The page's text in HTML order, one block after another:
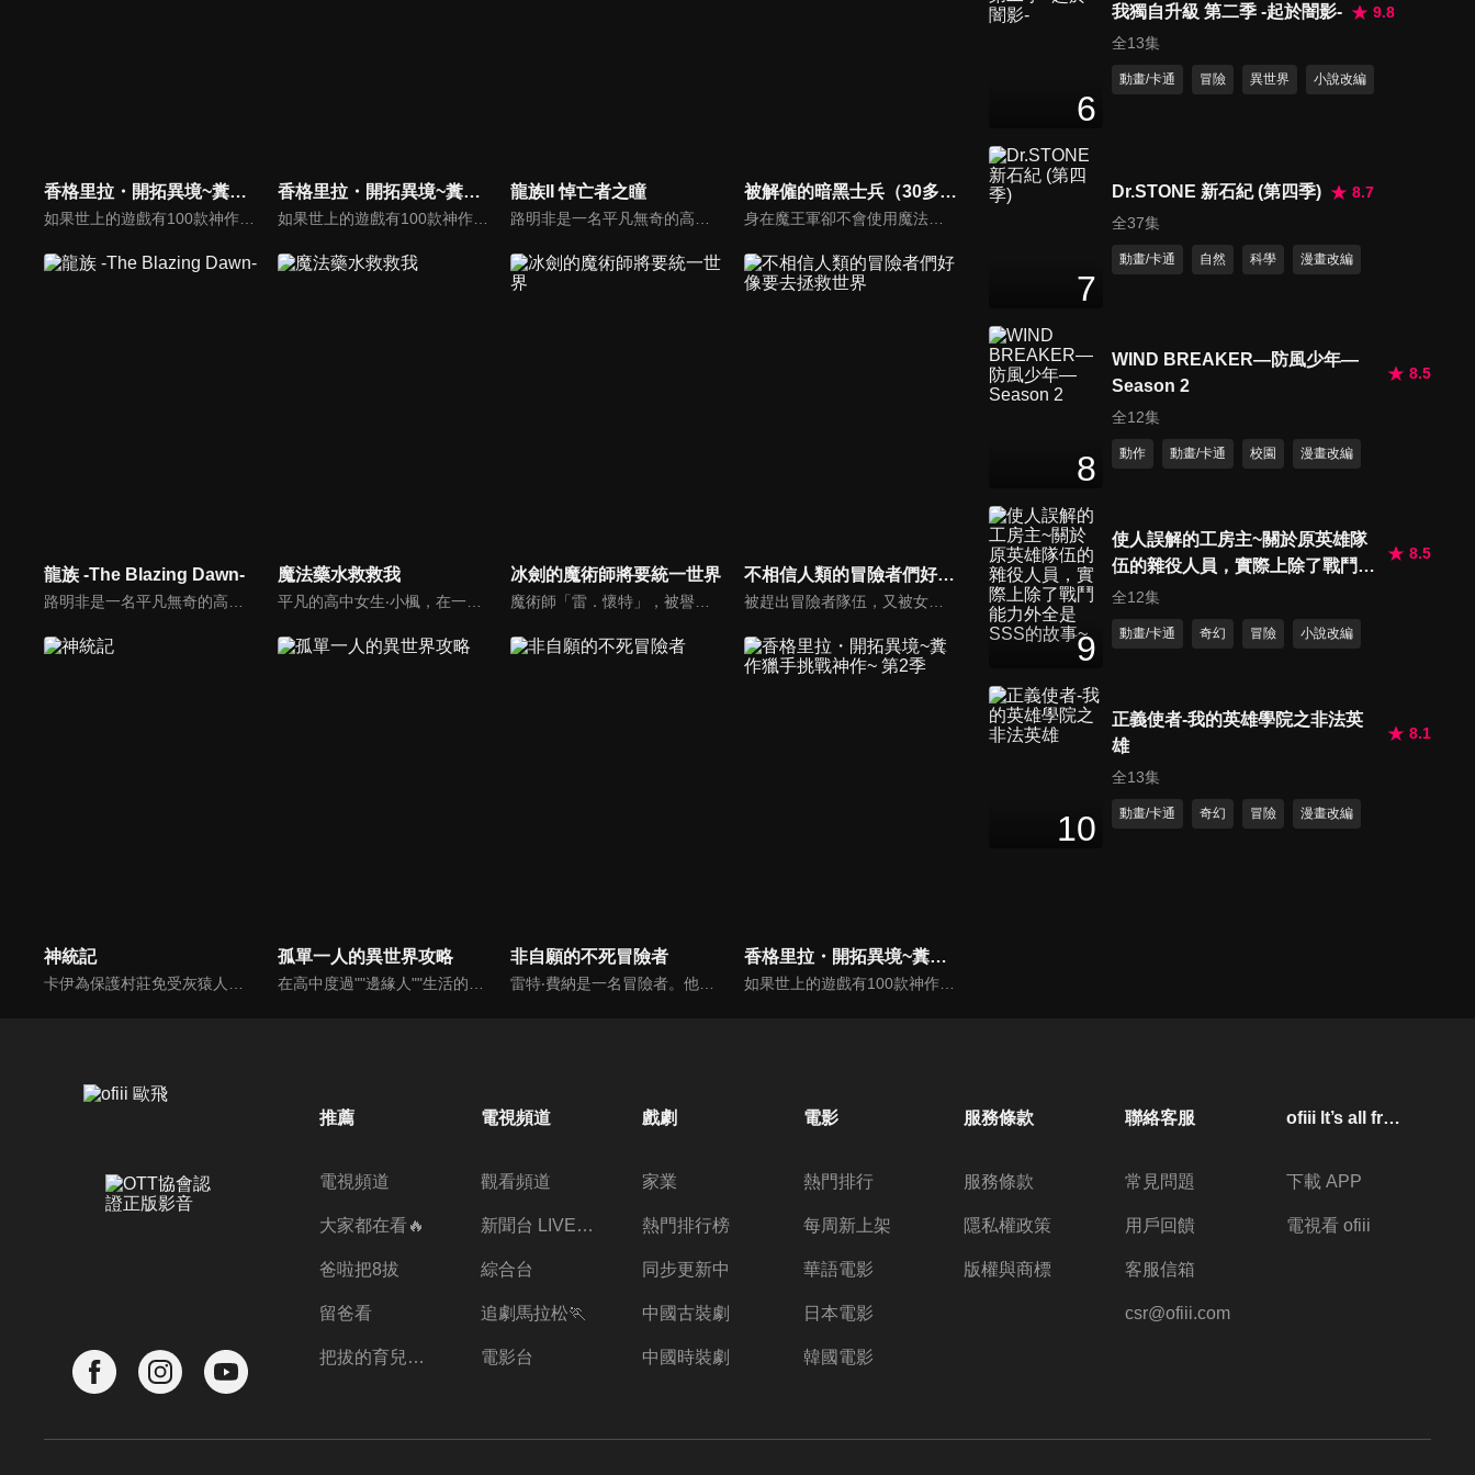
香格里拉・開拓異境~糞作獵手挑戰神作~
如果世上的遊戲有100款神作，就有1000款糞作。這是深愛糞作也為糞作所鍾愛的男人「陽務樂郎」挑戰與糞作完全極端的神作「香格里拉．開拓異境」的故事。以每個人都有過的遊戲體驗描寫全新感覺的奇幻故事，讓沉浸在過去回憶的大人們＆活在先進科技中的年輕人。
香格里拉・開拓異境~糞作獵手挑戰神作~(中文版)
如果世上的遊戲有100款神作，就有1000款糞作。這是深愛糞作也為糞作所鍾愛的男人「陽務樂郎」挑戰與糞作完全極端的神作「香格里拉．開拓異境」的故事。以每個人都有過的遊戲體驗描寫全新感覺的奇幻故事，讓沉浸在過去回憶的大人們＆活在先進科技中的年輕人。
龍族II 悼亡者之瞳
路明非是一名平凡無奇的高中生。某天，他突然收到了一封來自異國學校的神祕的入學邀請函。儘管他被學校優渥的待遇給吸引，但他卻還是無法下定決心——因為他未能割捨自己對女同學雯雯的心意。就在這時，前來說服他入學的學姐諾諾提出了一個建議。
被解僱的暗黑士兵（30多歲）開始了慢生活的第二人生
身在魔王軍卻不會使用魔法的暗黑士兵達利艾爾，以自己的才智和行動力爬上了四天王輔佐之位。然而在四天王剛一換代，達利艾爾就被解僱了。大失所望的他徬徨在森林中，無意間遇到了一名被怪物襲擊的少女！拯救了少女的達利艾爾在少女的「盛情招待」下來到了人類的村子。本想在暴露自己是魔族之前溜之大吉的達利艾爾卻在少女的「請求」下留下來開始冒險者之路。
龍族 -The Blazing Dawn- 魔法藥水救救我 冰劍的魔術師將要統一世界 不相信人類的冒險者們好像要去拯救世界
被趕出冒險者隊伍，又被女友欺騙的落魄輕戰士尼克，來到了一間酒館，像是要把一切煩心事都拋到九霄雲外似地猛灌酒。「人類什麼的能信個屁啊！！！！」焦躁和不滿不由自主地脫口而出。本該是只屬於自己的這股情緒，卻有四個人同時發出了相同聲音。各自懷著創傷，屬於他們的正宗冒險即將開幕！
神統記 孤單一人的異世界攻略 非自願的不死冒險者 香格里拉・開拓異境~糞作獵手挑戰神作~ 第2季
如果世上的遊戲有100款神作，就有1000款糞作。這是深愛糞作也為糞作所鍾愛的男人「陽務樂郎」挑戰與糞作完全極端的神作「香格里拉．開拓異境」的故事。以每個人都有過的遊戲體驗描寫全新感覺的奇幻故事，讓沉浸在過去回憶的大人們＆活在先進科技中的年輕人。
第17集 少教主
第18集 冰潮
第20集 不夜城
22分鐘
23分鐘
第25集 牧日者
6
我獨自升級 第二季 -起於闇影-
9.8
全13集
動畫/卡通 冒險 異世界 小說改編
7
Dr.STONE 新石紀 (第四季)
8.7
全37集
動畫/卡通 自然 科學 漫畫改編
8
WIND BREAKER—防風少年—
Season 2
8.5
全12集
動作 動畫/卡通 校園 漫畫改編
9
使人誤解的工房主~關於原英雄隊
伍的雜役人員，實際上除了戰鬥能
力外全是SSS的故事~
8.5
全12集
動畫/卡通 奇幻 冒險 小說改編
10
正義使者-我的英雄學院之非法英
雄
8.1
全13集
動畫/卡通 奇幻 冒險 漫畫改編
推薦
電視頻道
大家都在看🔥
爸啦把8拔
留爸看
把拔的育兒神器
電視頻道
觀看頻道
新聞台 LIVE 直播
綜合台
追劇馬拉松🏃
電影台
戲劇
家業
熱門排行榜
同步更新中
中國古裝劇
中國時裝劇
電影
熱門排行
每周新上架
華語電影
日本電影
韓國電影
服務條款
服務條款
隱私權政策
版權與商標
聯絡客服
常見問題
用戶回饋
客服信箱
csr@ofiii.com
ofiii lt’s all free
下載 APP
電視看 ofiii